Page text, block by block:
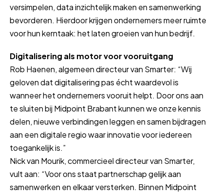
versimpelen, data inzichtelijk maken en samenwerking
bevorderen. Hierdoor krijgen ondernemers meer ruimte
voor hun kerntaak: het laten groeien van hun bedrijf.
Digitalisering als motor voor vooruitgang
Rob Haenen, algemeen directeur van Smarter: “Wij
geloven dat digitalisering pas écht waardevol is
wanneer het ondernemers vooruit helpt. Door ons aan
te sluiten bij Midpoint Brabant kunnen we onze kennis
delen, nieuwe verbindingen leggen en samen bijdragen
aan een digitale regio waar innovatie voor iedereen
toegankelijk is.”
Nick van Mourik, commercieel directeur van Smarter,
vult aan: “Voor ons staat partnerschap gelijk aan
samenwerken en elkaar versterken. Binnen Midpoint